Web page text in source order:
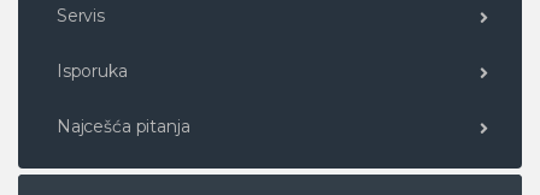
Servis
Isporuka
Najcešća pitanja